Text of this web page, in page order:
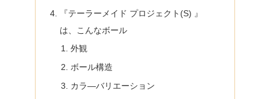
『テーラーメイド プロジェクト(S) 』
は、こんなボール
外観
ボール構造
カラ―バリエーション